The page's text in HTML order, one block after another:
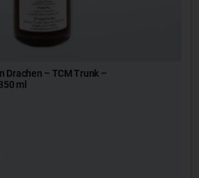
Drachen – TCM Trunk –
ml